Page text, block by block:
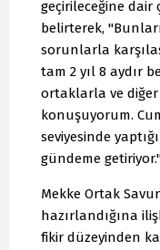
geçirileceğine dair
belirterek,
sorunlarla
tam 2 yıl 8 aydır
ortaklarla ve
konuşuyorum.
seviyesinde
gündeme
Mekke Ortak
hazırlandığına
fikir düzeyinden